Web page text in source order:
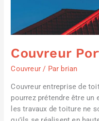
Couvreur
Couvreur / Par brian
Couvreur entreprise de
pourrez prétendre être un
les travaux de toiture ne